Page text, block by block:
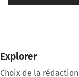
Explorer
Choix de la rédaction